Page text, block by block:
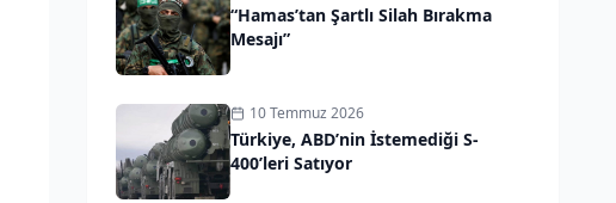
“Hamas’tan Şartlı Silah Bırakma
Mesajı”
10 Temmuz 2026
Türkiye, ABD’nin İstemediği S-
400’leri Satıyor